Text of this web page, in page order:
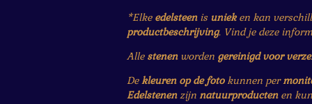
*Elke edelsteenis unieken kan
productbeschrijving. Vind je deze
Alle stenenworden gereinigd voor
Dekleuren op de fotokunnen per
Edelstenenzijn natuurproductenen